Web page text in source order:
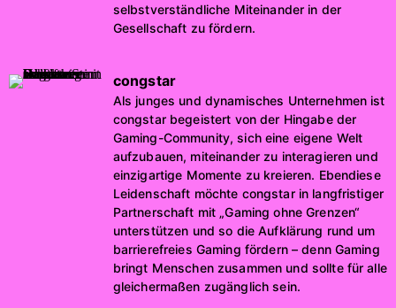
selbstverständliche Miteinander in der
Gesellschaft zu fördern.
congstar
Als junges und dynamisches Unternehmen ist
congstar begeistert von der Hingabe der
Gaming-Community, sich eine eigene Welt
aufzubauen, miteinander zu interagieren und
einzigartige Momente zu kreieren. Ebendiese
Leidenschaft möchte congstar in langfristiger
Partnerschaft mit „Gaming ohne Grenzen“
unterstützen und so die Aufklärung rund um
barrierefreies Gaming fördern – denn Gaming
bringt Menschen zusammen und sollte für alle
gleichermaßen zugänglich sein.